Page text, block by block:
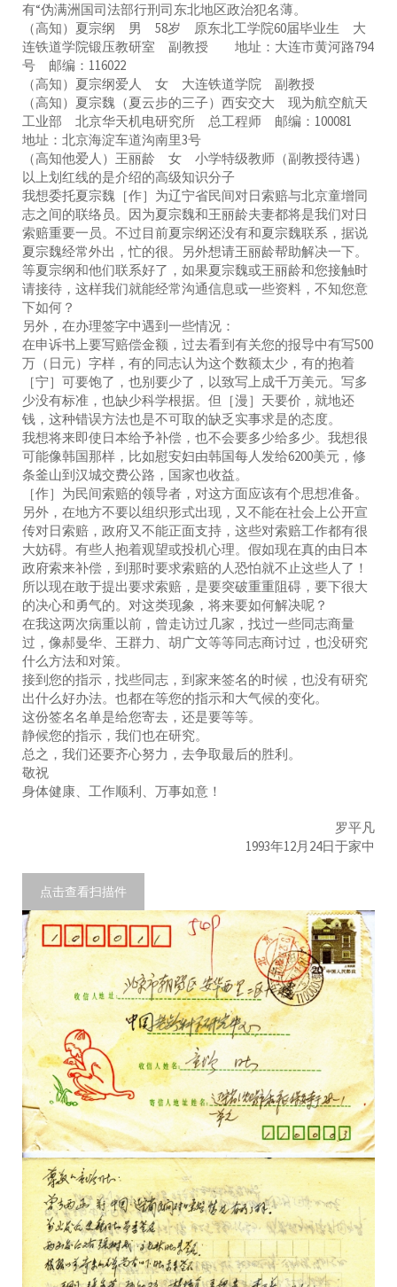
有“伪满洲国司法部行刑司东北地区政治犯名薄。
（高知）夏宗纲 男 58岁 原东北工学院60届毕业生 大
连铁道学院锻压教研室 副教授 地址：大连市黄河路794
号 邮编：116022
（高知）夏宗纲爱人 女 大连铁道学院 副教授
（高知）夏宗魏（夏云步的三子）西安交大 现为航空航天
工业部 北京华天机电研究所 总工程师 邮编：100081
地址：北京海淀车道沟南里3号
（高知他爱人）王丽龄 女 小学特级教师（副教授待遇）
以上划红线的是介绍的高级知识分子
我想委托夏宗魏［作］为辽宁省民间对日索赔与北京童增同
志之间的联络员。因为夏宗魏和王丽龄夫妻都将是我们对日
索赔重要一员。不过目前夏宗纲还没有和夏宗魏联系，据说
夏宗魏经常外出，忙的很。另外想请王丽龄帮助解决一下。
等夏宗纲和他们联系好了，如果夏宗魏或王丽龄和您接触时
请接待，这样我们就能经常沟通信息或一些资料，不知您意
下如何？
另外，在办理签字中遇到一些情况：
在申诉书上要写赔偿金额，过去看到有关您的报导中有写500
万（日元）字样，有的同志认为这个数额太少，有的抱着
［宁］可要饱了，也别要少了，以致写上成千万美元。写多
少没有标准，也缺少科学根据。但［漫］天要价，就地还
钱，这种错误方法也是不可取的缺乏实事求是的态度。
我想将来即使日本给予补偿，也不会要多少给多少。我想很
可能像韩国那样，比如慰安妇由韩国每人发给6200美元，修
条釜山到汉城交费公路，国家也收益。
［作］为民间索赔的领导者，对这方面应该有个思想准备。
另外，在地方不要以组织形式出现，又不能在社会上公开宣
传对日索赔，政府又不能正面支持，这些对索赔工作都有很
大妨碍。有些人抱着观望或投机心理。假如现在真的由日本
政府索来补偿，到那时要求索赔的人恐怕就不止这些人了！
所以现在敢于提出要求索赔，是要突破重重阻碍，要下很大
的决心和勇气的。对这类现象，将来要如何解决呢？
在我这两次病重以前，曾走访过几家，找过一些同志商量
过，像郝曼华、王群力、胡广文等等同志商讨过，也没研究
什么方法和对策。
接到您的指示，找些同志，到家来签名的时候，也没有研究
出什么好办法。也都在等您的指示和大气候的变化。
这份签名名单是给您寄去，还是要等等。
静候您的指示，我们也在研究。
总之，我们还要齐心努力，去争取最后的胜利。
敬祝
身体健康、工作顺利、万事如意！
罗平凡
1993年12月24日于家中